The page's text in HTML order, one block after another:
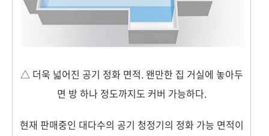
△ 더욱 넓어진 공기 정화 면적. 왠만한 집 거실에 놓아두
면 방 하나 정도까지도 커버 가능하다.
현재 판매중인 대다수의 공기 청정기의 정화 가능 면적이